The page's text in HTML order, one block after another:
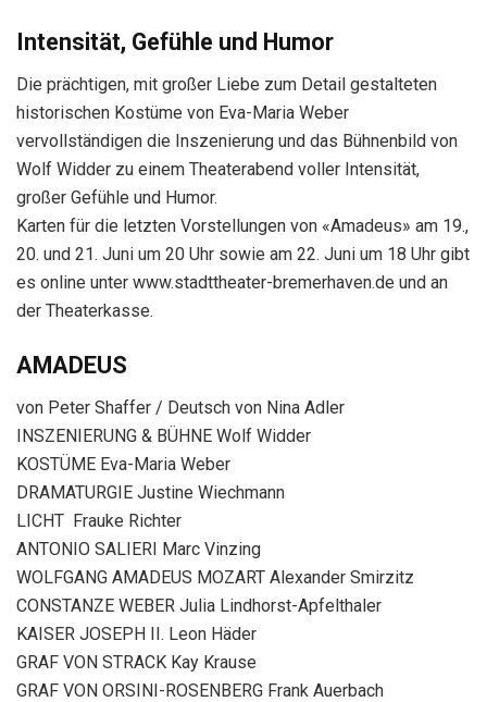
Intensität, Gefühle und Humor
Die prächtigen, mit großer Liebe zum Detail gestalteten
historischen Kostüme von Eva-Maria Weber
vervollständigen die Inszenierung und das Bühnenbild von
Wolf Widder zu einem Theaterabend voller Intensität,
großer Gefühle und Humor.
Karten für die letzten Vorstellungen von «Amadeus» am 19.,
20. und 21. Juni um 20 Uhr sowie am 22. Juni um 18 Uhr gibt
es online unter www.stadttheater-bremerhaven.de und an
der Theaterkasse.
AMADEUS
von Peter Shaffer / Deutsch von Nina Adler
INSZENIERUNG & BÜHNE Wolf Widder
KOSTÜME Eva-Maria Weber
DRAMATURGIE Justine Wiechmann
LICHT Frauke Richter
ANTONIO SALIERI Marc Vinzing
WOLFGANG AMADEUS MOZART Alexander Smirzitz
CONSTANZE WEBER Julia Lindhorst-Apfelthaler
KAISER JOSEPH II. Leon Häder
GRAF VON STRACK Kay Krause
GRAF VON ORSINI-ROSENBERG Frank Auerbach